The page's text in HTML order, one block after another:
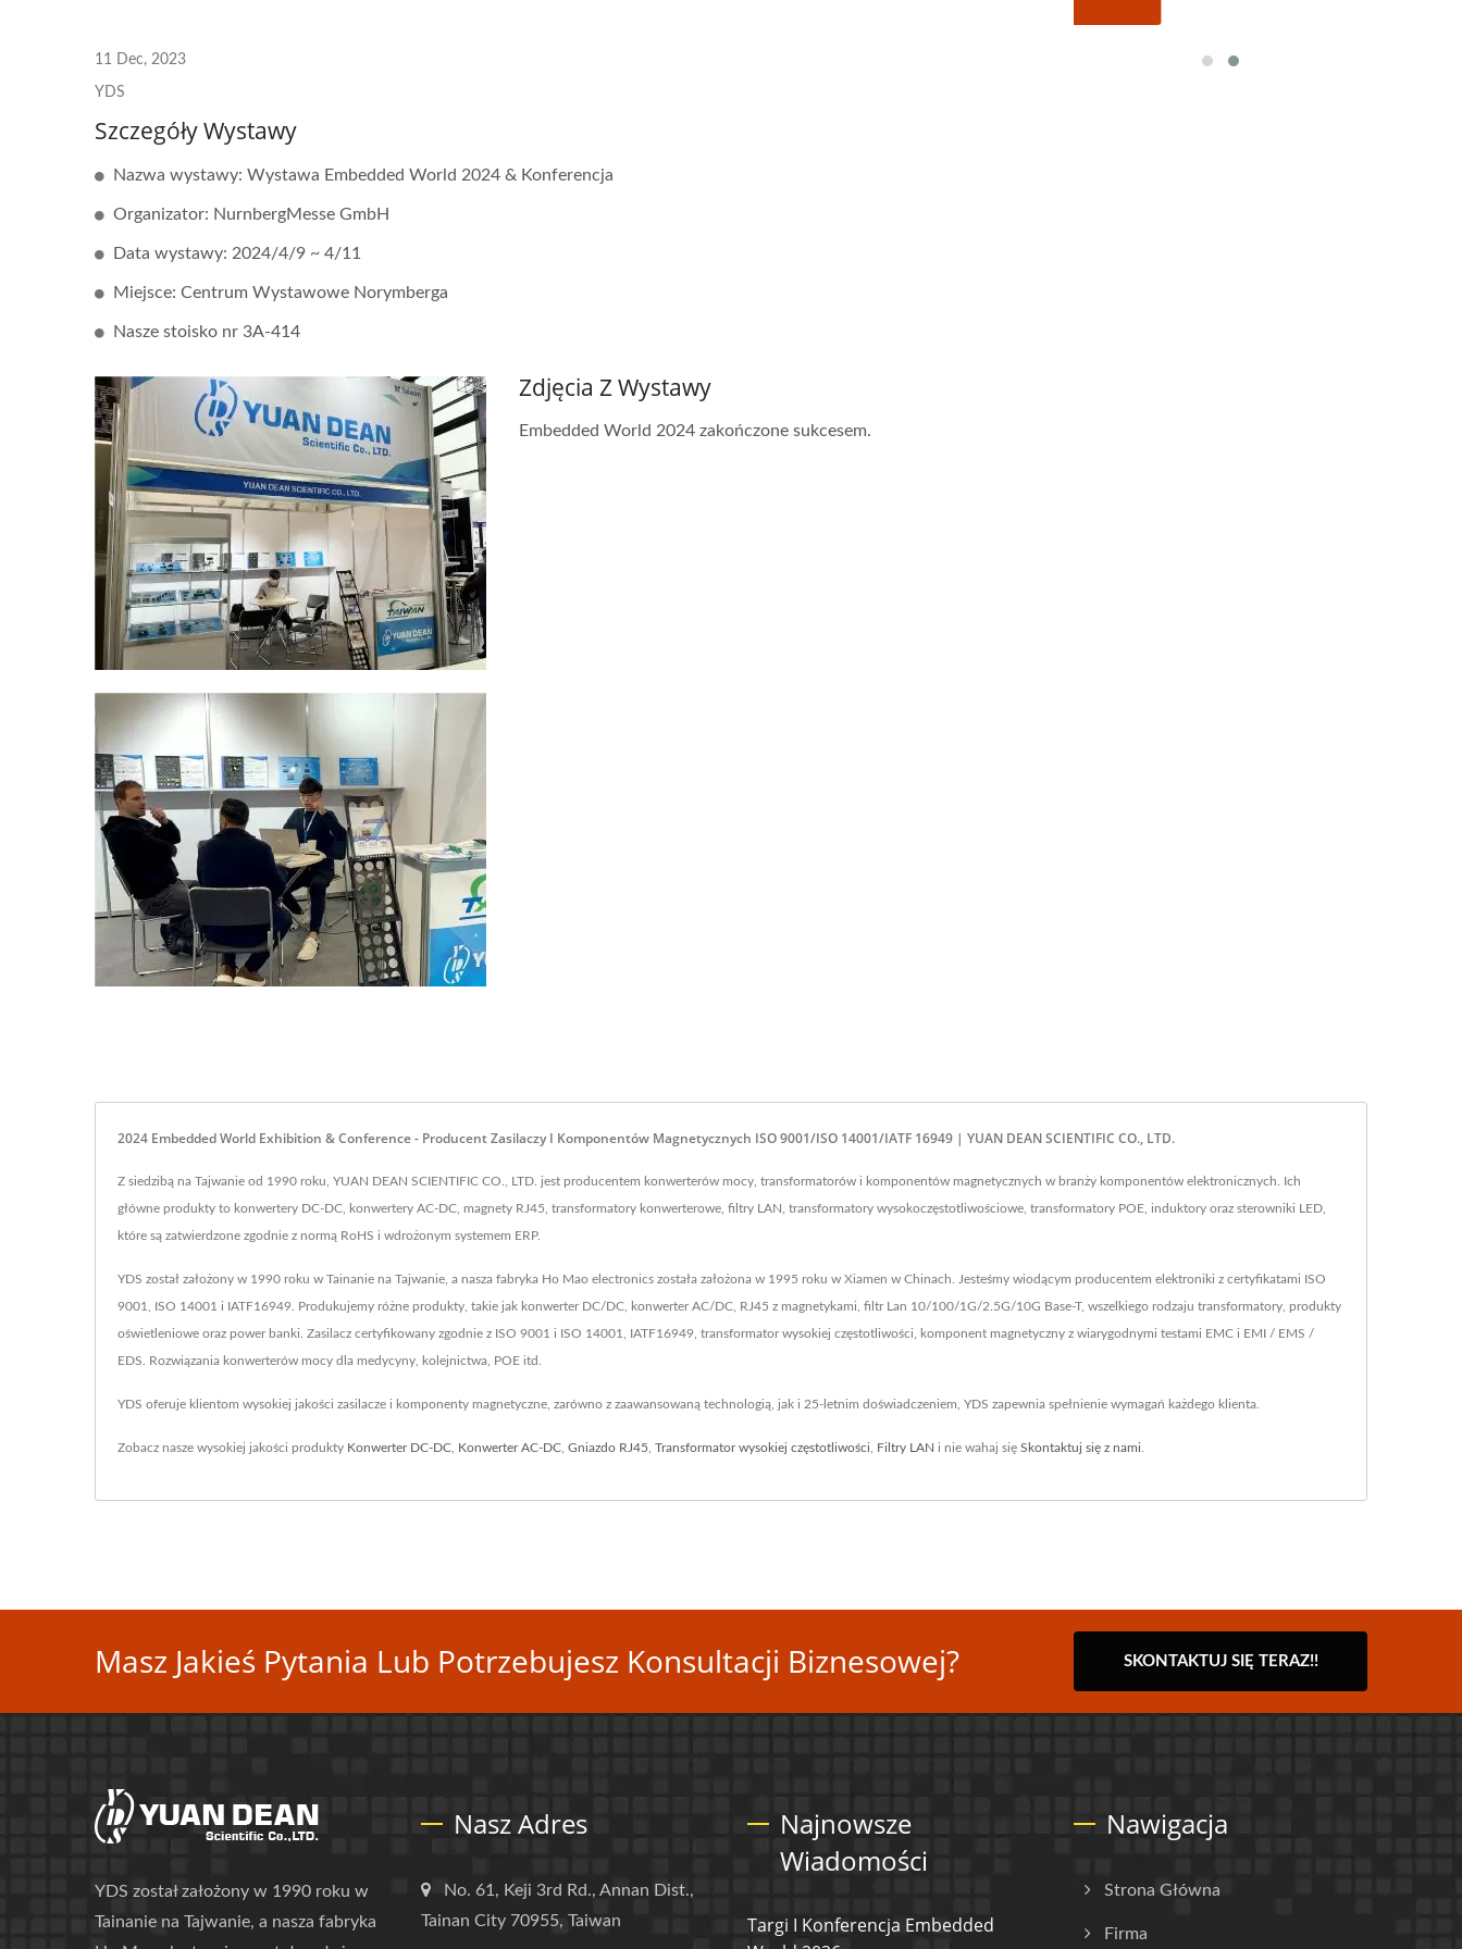
11 Dec, 2023
YDS
Szczegóły Wystawy
Nazwa wystawy: Wystawa Embedded World 2024 & Konferencja
Organizator: NurnbergMesse GmbH
Data wystawy: 2024/4/9 ~ 4/11
Miejsce: Centrum Wystawowe Norymberga
Nasze stoisko nr 3A-414
Zdjęcia Z Wystawy
Embedded World 2024 zakończone sukcesem.
2024 Embedded World Exhibition & Conference - Producent Zasilaczy I Komponentów Magnetycznych ISO 9001/ISO 14001/IATF 16949 | YUAN DEAN SCIENTIFIC CO., LTD.
Z siedzibą na Tajwanie od 1990 roku, YUAN DEAN SCIENTIFIC CO., LTD. jest producentem konwerterów mocy, transformatorów i komponentów magnetycznych w branży komponentów elektronicznych. Ich
główne produkty to konwertery DC-DC, konwertery AC-DC, magnety RJ45, transformatory konwerterowe, filtry LAN, transformatory wysokoczęstotliwościowe, transformatory POE, induktory oraz sterowniki LED,
które są zatwierdzone zgodnie z normą RoHS i wdrożonym systemem ERP.
YDS został założony w 1990 roku w Tainanie na Tajwanie, a nasza fabryka Ho Mao electronics została założona w 1995 roku w Xiamen w Chinach. Jesteśmy wiodącym producentem elektroniki z certyfikatami ISO
9001, ISO 14001 i IATF16949. Produkujemy różne produkty, takie jak konwerter DC/DC, konwerter AC/DC, RJ45 z magnetykami, filtr Lan 10/100/1G/2.5G/10G Base-T, wszelkiego rodzaju transformatory, produkty
oświetleniowe oraz power banki. Zasilacz certyfikowany zgodnie z ISO 9001 i ISO 14001, IATF16949, transformator wysokiej częstotliwości, komponent magnetyczny z wiarygodnymi testami EMC i EMI / EMS /
EDS. Rozwiązania konwerterów mocy dla medycyny, kolejnictwa, POE itd.
YDS oferuje klientom wysokiej jakości zasilacze i komponenty magnetyczne, zarówno z zaawansowaną technologią, jak i 25-letnim doświadczeniem, YDS zapewnia spełnienie wymagań każdego klienta.
Zobacz nasze wysokiej jakości produkty Konwerter DC-DC Konwerter AC-DC Gniazdo RJ45 Transformator wysokiej częstotliwości Filtry LAN i nie wahaj się Skontaktuj się z nami
Masz Jakieś Pytania Lub Potrzebujesz Konsultacji Biznesowej? SKONTAKTUJ SIĘ TERAZ!!
YDS został założony w 1990 roku w
Tainanie na Tajwanie, a nasza fabryka
Nasz Adres
No. 61, Keji 3rd Rd., Annan Dist.,
Tainan City 70955, Taiwan
Najnowsze
Wiadomości
Targi I Konferencja Embedded
Nawigacja
Strona Główna
Firma